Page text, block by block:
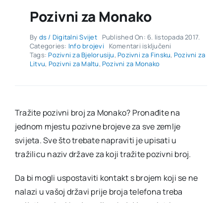
Pozivni za Monako
By ds / Digitalni Svijet
Published On: 6. listopada 2017.
Categories: Info brojevi Komentari isključeni
Pozivni
Tags:Pozivni za Bjelorusiju,Pozivni za Finsku, Pozivni za
Litvu, Pozivni za Maltu, Pozivni za Monako
Tražite pozivni broj za Monako? Pronađite na
jednom mjestu pozivne brojeve za sve zemlje
svijeta. Sve što trebate napraviti je upisati u
tražilicu naziv države za koji tražite pozivni broj.
Da bi mogli uspostaviti kontakt s brojem koji se ne
nalazi u vašoj državi prije broja telefona treba